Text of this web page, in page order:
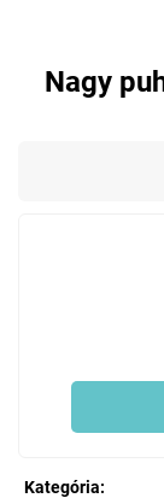
Nagy
Kategória: